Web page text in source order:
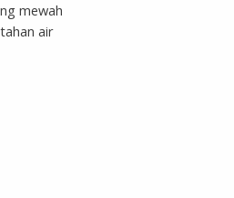
mewah
air